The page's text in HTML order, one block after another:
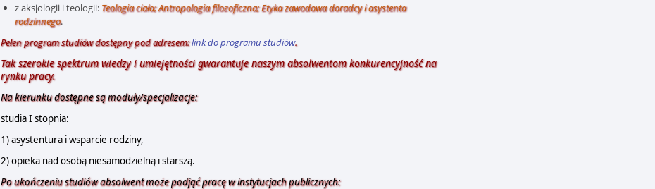
z aksjologii i teologii: Teologia ciała; Antropologia filozoficzna; Etyka zawodowa doradcy i asystenta
rodzinnego.
Pełen program studiów dostępny pod adresem:link do programu studiów.
Tak szerokie spektrum wiedzy i umiejętności gwarantuje naszym absolwentom konkurencyjność na
rynku pracy.
Na kierunku dostępne są moduły/specjalizacje:
studia I stopnia:
1) asystentura i wsparcie rodziny,
2) opieka nad osobą niesamodzielną i starszą.
Po ukończeniu studiów absolwent może podjąć pracę w instytucjach publicznych: